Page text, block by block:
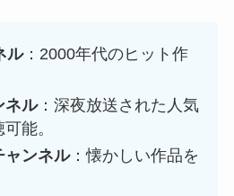
ル：2000年代のヒット作
ネル：深夜放送された人気
能。
ャンネル：懐かしい作品を